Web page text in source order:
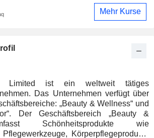
Limited ist ein weltweit tätiges
Das Unternehmen verfügt über
„Beauty & Wellness“ und
Der Geschäftsbereich „Beauty &
Schönheitsprodukte wie
Körperpflegeprodukte
Mehr Kurse